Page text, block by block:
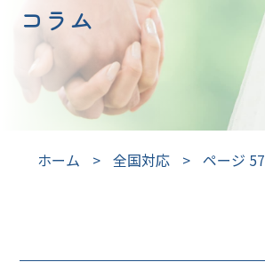
コラム
ホーム > 全国対応 > ページ 57